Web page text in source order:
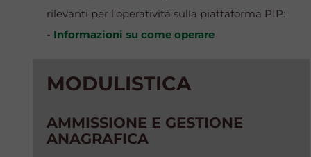
rilevanti per l’operatività sulla piattaforma PIP:
- Informazioni su come operare
MODULISTICA
AMMISSIONE E GESTIONE
ANAGRAFICA